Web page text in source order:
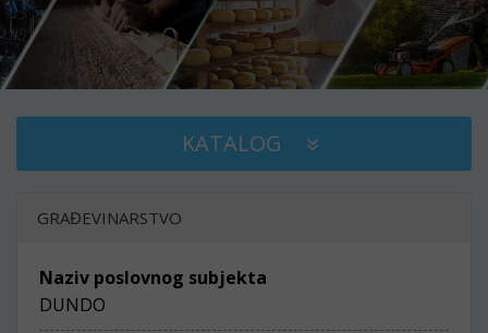
KATALOG
GRAĐEVINARSTVO
Naziv poslovnog subjekta
DUNDO